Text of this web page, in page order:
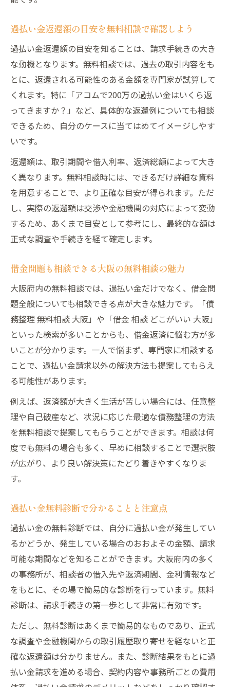
過払い金返還額の目安を無料相談で確認しよう
過払い金返還額の目安を知ることは、請求手続きの大き
な動機となります。無料相談では、過去の取引内容をも
とに、返還される可能性のある金額を専門家が試算して
くれます。特に「アコムで200万の過払い金はいくら返
ってきますか？」など、具体的な返還例についても相談
できるため、自分のケースに当てはめてイメージしやす
いです。
返還額は、取引期間や借入利率、返済総額によって大き
く異なります。無料相談時には、できるだけ詳細な資料
を用意することで、より正確な目安が得られます。ただ
し、実際の返還額は交渉や金融機関の対応によって変動
するため、あくまで目安として参考にし、最終的な額は
正式な調査や手続きを経て確定します。
借金問題も相談できる大阪の無料相談の魅力
大阪府内の無料相談では、過払い金だけでなく、借金問
題全般についても相談できる点が大きな魅力です。「債
務整理 無料相談 大阪」や「借金 相談 どこがいい 大阪」
といった検索が多いことからも、借金返済に悩む方が多
いことが分かります。一人で悩まず、専門家に相談する
ことで、過払い金請求以外の解決方法も提案してもらえ
る可能性があります。
例えば、返済額が大きく生活が苦しい場合には、任意整
理や自己破産など、状況に応じた最適な債務整理の方法
を無料相談で提案してもらうことができます。相談は何
度でも無料の場合も多く、早めに相談することで選択肢
が広がり、より良い解決策にたどり着きやすくなりま
す。
過払い金無料診断で分かることと注意点
過払い金の無料診断では、自分に過払い金が発生してい
るかどうか、発生している場合のおおよその金額、請求
可能な期間などを知ることができます。大阪府内の多く
の事務所が、相談者の借入先や返済期間、金利情報など
をもとに、その場で簡易的な診断を行っています。無料
診断は、請求手続きの第一歩として非常に有効です。
ただし、無料診断はあくまで簡易的なものであり、正式
な調査や金融機関からの取引履歴取り寄せを経ないと正
確な返還額は分かりません。また、診断結果をもとに過
払い金請求を進める場合、契約内容や事務所ごとの費用